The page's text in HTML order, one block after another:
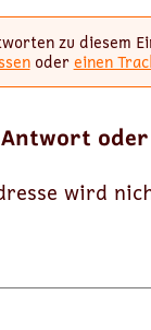
zu diesem
odereinen
wird